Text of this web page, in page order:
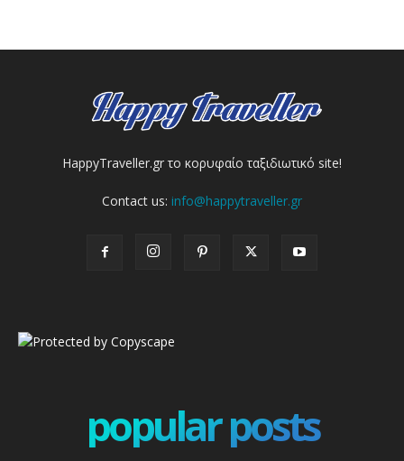
HappyTraveller.gr το κορυφαίο ταξιδιωτικό site!
Contact us: info@happytraveller.gr
popular posts